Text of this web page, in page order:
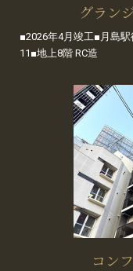
グラン
■2026年4月竣工■月島
11■地上8階 RC造
コン